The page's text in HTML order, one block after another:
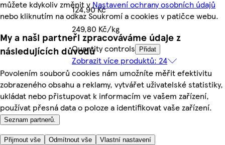
můžete kdykoliv změnit v Nastavení ochrany osobních údajů
nebo kliknutím na odkaz Soukromí a cookies v patičce webu.
My a naši partneři zpracováváme údaje z
následujících důvodů
Povolením souborů cookies nám umožníte měřit efektivitu
zobrazeného obsahu a reklamy, vytvářet uživatelské statistiky,
ukládat nebo přistupovat k informacím ve vašem zařízení,
používat přesná data o poloze a identifikovat vaše zařízení.
Seznam partnerů.
Přijmout vše Odmítnout vše Vlastní nastavení
124,90 Kč
249,80 Kč/kg
Quantity controls
Přidat
Zobrazit více produktů: 24